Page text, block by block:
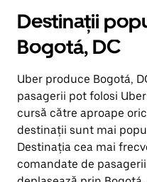
Destinații
Bogotá, DC
Uber produce Bogotá,
pasagerii pot folosi
cursă către aproape
destinații sunt mai
Destinația cea mai
comandate de